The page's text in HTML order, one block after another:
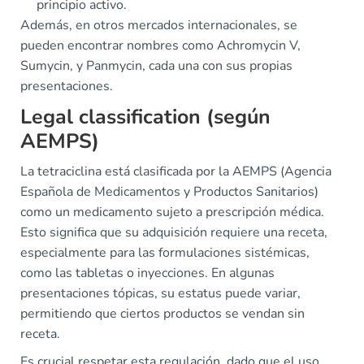
principio activo.
Además, en otros mercados internacionales, se
pueden encontrar nombres como Achromycin V,
Sumycin, y Panmycin, cada una con sus propias
presentaciones.
Legal classification (según
AEMPS)
La tetraciclina está clasificada por la AEMPS (Agencia
Española de Medicamentos y Productos Sanitarios)
como un medicamento sujeto a prescripción médica.
Esto significa que su adquisición requiere una receta,
especialmente para las formulaciones sistémicas,
como las tabletas o inyecciones. En algunas
presentaciones tópicas, su estatus puede variar,
permitiendo que ciertos productos se vendan sin
receta.